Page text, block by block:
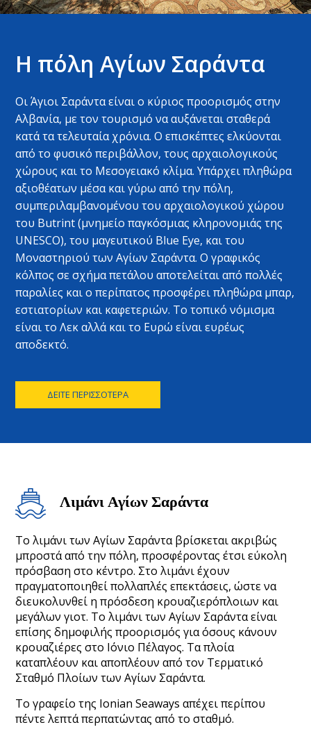
Η πόλη Αγίων Σαράντα
Οι Άγιοι Σαράντα είναι ο κύριος προορισμός στην
Αλβανία, με τον τουρισμό να αυξάνεται σταθερά
κατά τα τελευταία χρόνια. Ο επισκέπτες ελκύονται
από το φυσικό περιβάλλον, τους αρχαιολογικούς
χώρους και το Μεσογειακό κλίμα. Υπάρχει πληθώρα
αξιοθέατων μέσα και γύρω από την πόλη,
συμπεριλαμβανομένου του αρχαιολογικού χώρου
του Butrint (μνημείο παγκόσμιας κληρονομιάς της
UNESCO), του μαγευτικού Blue Eye, και του
Μοναστηριού των Αγίων Σαράντα. Ο γραφικός
κόλπος σε σχήμα πετάλου αποτελείται από πολλές
παραλίες και ο περίπατος προσφέρει πληθώρα μπαρ,
εστιατορίων και καφετεριών. Το τοπικό νόμισμα
είναι το Λεκ αλλά και το Ευρώ είναι ευρέως
αποδεκτό.
ΔΕΊΤΕ ΠΕΡΙΣΣΌΤΕΡΑ
Λιμάνι Αγίων Σαράντα
Το λιμάνι των Αγίων Σαράντα βρίσκεται ακριβώς
μπροστά από την πόλη, προσφέροντας έτσι εύκολη
πρόσβαση στο κέντρο. Στο λιμάνι έχουν
πραγματοποιηθεί πολλαπλές επεκτάσεις, ώστε να
διευκολυνθεί η πρόσδεση κρουαζιερόπλοιων και
μεγάλων γιοτ. Το λιμάνι των Αγίων Σαράντα είναι
επίσης δημοφιλής προορισμός για όσους κάνουν
κρουαζιέρες στο Ιόνιο Πέλαγος. Τα πλοία
καταπλέουν και αποπλέουν από τον Τερματικό
Σταθμό Πλοίων των Αγίων Σαράντα.
Το γραφείο της Ionian Seaways απέχει περίπου
πέντε λεπτά περπατώντας από το σταθμό.